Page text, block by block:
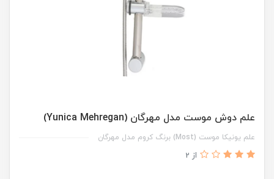
علم دوش موست مدل مهرگان (Yunica Mehregan)
علم یونیکا موست (Most) برنگ کروم مدل مهرگان
از 2